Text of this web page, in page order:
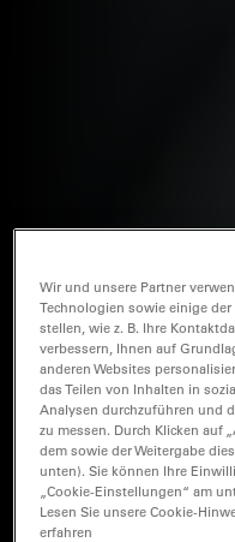
Wir und unsere Partner
Technologien sowie einige
stellen, wie z. B. Ihre
verbessern, Ihnen auf
anderen Websites
das Teilen von Inhalten in
Analysen durchzuführen und
zu messen. Durch Klicken auf
dem sowie der Weitergabe
unten). Sie können Ihre
„Cookie-Einstellungen“ am
Lesen Sie unsere Cookie-
erfahren